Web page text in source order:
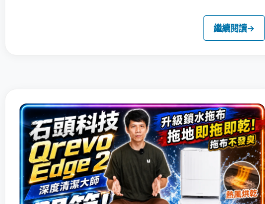
繼續閱讀→